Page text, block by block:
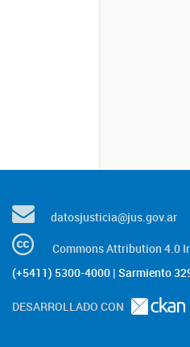
datosjusticia@jus.gov.ar
Commons Attribution 4.0
(+5411) 5300-4000 | Sarmiento
DESARROLLADO CON